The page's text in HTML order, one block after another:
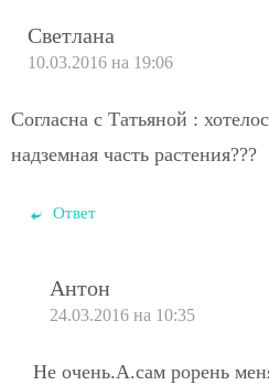
Светлана
10.03.2016 на 19:06
Согласна с Татьяной :
надземная часть растения???
Ответ
Антон
24.03.2016 на 10:35
Не очень.А.сам рорень